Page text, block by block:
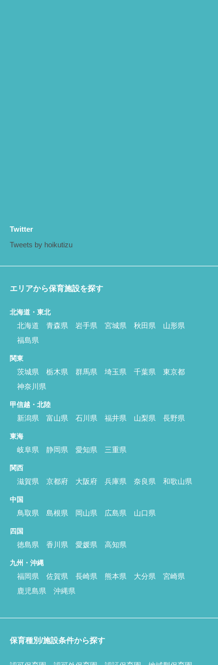
Twitter
Tweets by hoikutizu
エリアから保育施設を探す
北海道・東北
北海道 青森県 岩手県 宮城県 秋田県
山形県
福島県
関東
茨城県 栃木県 群馬県 埼玉県 千葉県
東京都
神奈川県
甲信越・北陸
新潟県 富山県 石川県 福井県 山梨県 長野県
東海
岐阜県 静岡県 愛知県 三重県
関西
滋賀県 京都府 大阪府 兵庫県 奈良県 和歌山県
中国
鳥取県 島根県 岡山県 広島県 山口県
四国
徳島県 香川県 愛媛県 高知県
九州・沖縄
福岡県 佐賀県 長崎県 熊本県 大分県
宮崎県
鹿児島県
沖縄県
保育種別/施設条件から探す